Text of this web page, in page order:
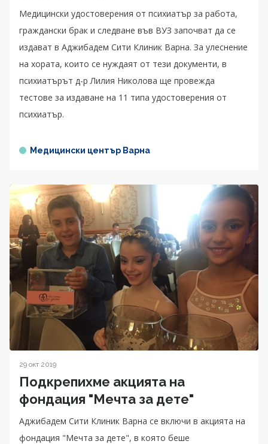
Медицински удостоверения от психиатър за работа,
граждански брак и следване във ВУЗ започват да се
издават в Аджибадем Сити Клиник Варна. За улеснение
на хората, които се нуждаят от тези документи, в
психиатърът д-р Лилия Николова ще провежда
тестове за издаване на 11 типа удостоверения от
психиатър.
Медицински център Варна
29 окт 2019
Подкрепихме акцията на
фондация "Мечта за дете"
Аджибадем Сити Клиник Варна се включи в акцията на
фондация "Мечта за дете", в която беше